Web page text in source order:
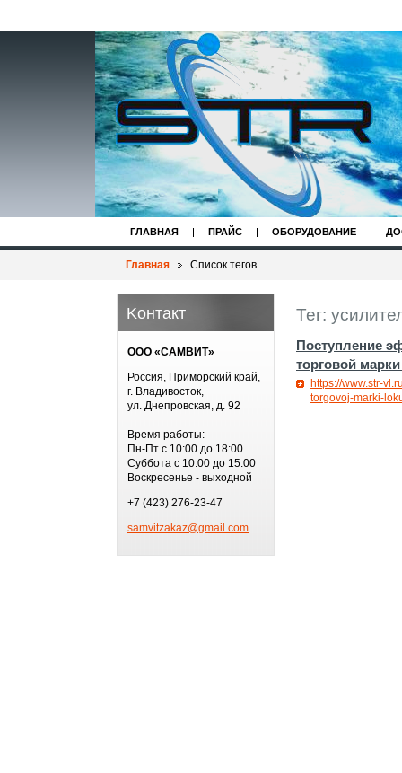
ГЛАВНАЯ ПРАЙС ОБОРУДОВАНИЕ
Главная Список тегов
Тег:
Поступление
торговой
https://www.str-
torgovoj-marki-
Koнтакт
ООО «САМВИТ»
Россия, Приморский край,
г. Владивосток,
ул. Днепровская, д. 92
Время работы:
Пн-Пт с 10:00 до 18:00
Суббота с 10:00 до 15:00
Воскресенье - выходной
+7 (423) 276-23-47
samvitzakaz@gmail.com